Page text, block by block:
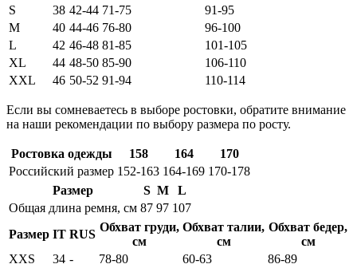
S
38 42-44 71-75
91-95
M
40 44-46 76-80
96-100
L
42 46-48 81-85
101-105
XL
44 48-50 85-90
106-110
XXL
46 50-52 91-94 110-114
Если вы сомневаетесь в выборе ростовки, обратите внимание
на наши рекомендации по выбору размера по росту.
Ростовка одежды 158 164
170
Российский размер 152-163 164-169 170-178
Размер
S M
L
Общая длина ремня, см 87 97 107
Размер IT RUS
Обхват груди,
см
Обхват талии,
см
Обхват бедер,
см
XXS
34 - 78-80 60-63
86-89